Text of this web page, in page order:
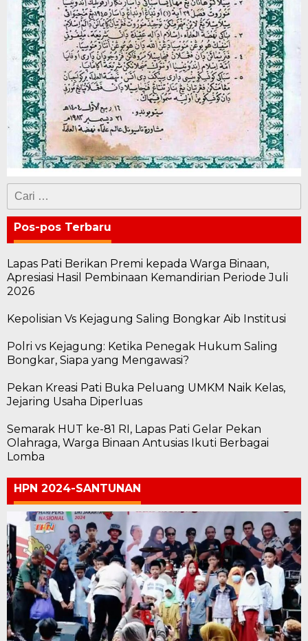
Cari
untuk:
Pos-pos Terbaru
Lapas Pati Berikan Premi kepada Warga Binaan,
Apresiasi Hasil Pembinaan Kemandirian Periode Juli
2026
Kepolisian Vs Kejagung Saling Bongkar Aib Institusi
Polri vs Kejagung: Ketika Penegak Hukum Saling
Bongkar, Siapa yang Mengawasi?
Pekan Kreasi Pati Buka Peluang UMKM Naik Kelas,
Jejaring Usaha Diperluas
Semarak HUT ke-81 RI, Lapas Pati Gelar Pekan
Olahraga, Warga Binaan Antusias Ikuti Berbagai
Lomba
HPN 2024-SANTUNAN